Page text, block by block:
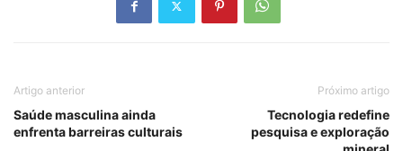
Artigo anterior
Saúde masculina ainda
enfrenta barreiras culturais
Próximo artigo
Tecnologia redefine
pesquisa e exploração